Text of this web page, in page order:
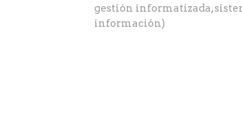
gestión informatizada,
información)